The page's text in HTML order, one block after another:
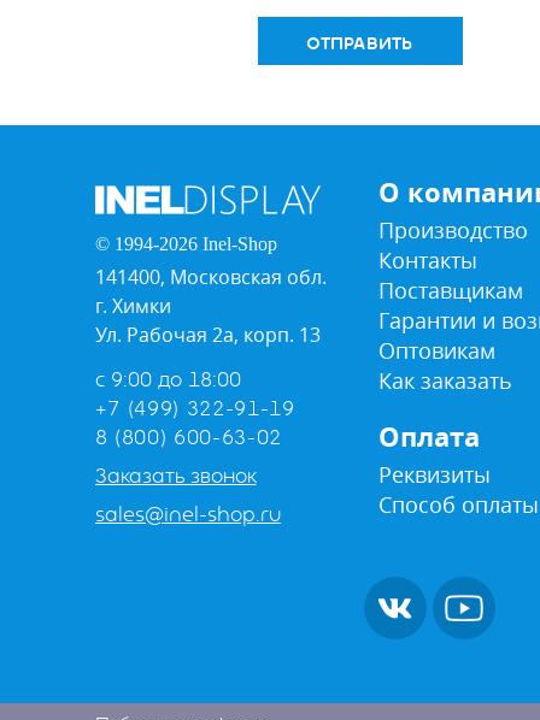
ОТПРАВИТЬ
© 1994-2026 Inel-Shop
141400, Московская обл.
г. Химки
Ул. Рабочая 2а, корп. 13
с 9:00 до 18:00
+7 (499) 322-91-19
8 (800) 600-63-02
Заказать звонок
sales@inel-shop.ru
О
Производство
Контакты
Поставщикам
Гарантии и
Оптовикам
Как заказать
Оплата
Реквизиты
Способ оплаты